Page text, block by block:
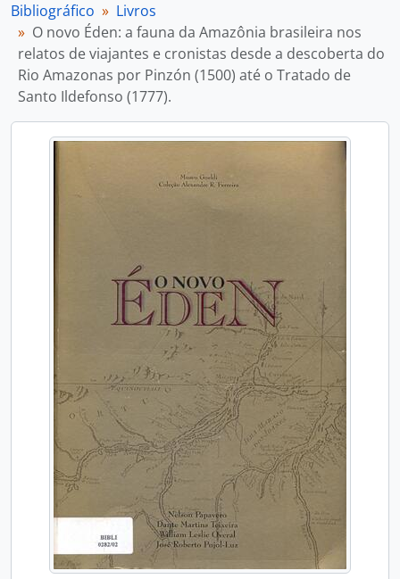
Bibliográfico
Livros
O novo Éden: a fauna da Amazônia brasileira nos
relatos de viajantes e cronistas desde a descoberta do
Rio Amazonas por Pinzón (1500) até o Tratado de
Santo Ildefonso (1777).